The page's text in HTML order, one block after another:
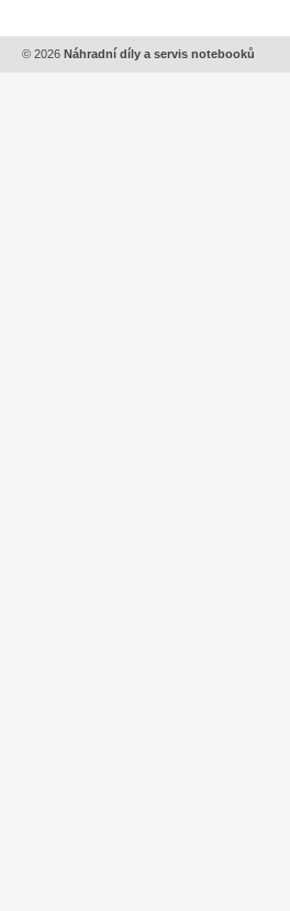
© 2026 Náhradní díly a servis notebooků